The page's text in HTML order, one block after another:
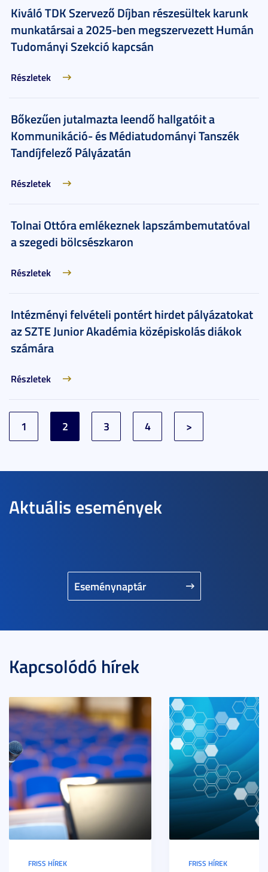
Kiváló TDK Szervező Díjban részesültek karunk
munkatársai a 2025-ben megszervezett Humán
Tudományi Szekció kapcsán
Részletek
Bőkezűen jutalmazta leendő hallgatóit a
Kommunikáció- és Médiatudományi Tanszék
Tandíjfelező Pályázatán
Részletek
Tolnai Ottóra emlékeznek lapszámbemutatóval
a szegedi bölcsészkaron
Részletek
Intézményi felvételi pontért hirdet pályázatokat
az SZTE Junior Akadémia középiskolás diákok
számára
Részletek
1 2 3 4 >
Aktuális események
Eseménynaptár
Kapcsolódó hírek
FRISS HÍREK FRISS HÍREK